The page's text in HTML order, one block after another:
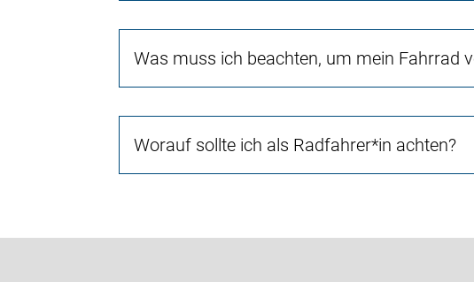
Was muss ich beachten, um mein Fahrrad
Worauf sollte ich als Radfahrer*in achten?